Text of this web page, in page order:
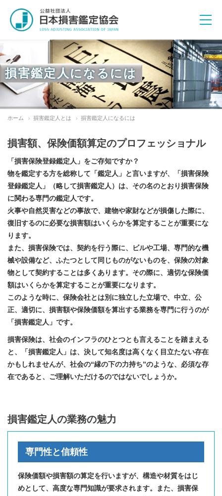
活動目的
諸規程
教育研修活動
フォーラムの開催
協会ニュース「KANTEI NEWS」の発行
関連団体との連携
反社会的勢力への対応
損害鑑定人になるには
ホーム 損害鑑定人とは 損害鑑定人になるには
損害額、保険価額算定のプロフェッショナル​
「損害保険登録鑑定人」をご存知ですか？
物を鑑定する方を総称して「鑑定人」と言いますが、「損害保険
登録鑑定人」（略して損害鑑定人）は、その名のとおり損害保険
に関わる専門の鑑定人です。
火事や自然災害などの事故で、建物や家財などが損傷した際に、
復旧するのに必要な損害額はいくらかを算定することが重要にな
ります。​​
また、損害保険では、契約を行う際に、ビルや工場、専門的な機
械や設備など、ふたつとして同じものがないものを、保険の対象
物として契約することは多くあります。その際に、適切な保険価
額はいくらかを算定することが重要になります。​
このような時に、保険会社とは別に独立した立場で、中立、公
正、適切に、損害額や保険価額を算出する業務を専門に行うのが
「損害鑑定人」です。
損害保険は、社会のインフラのひとつとも言えることを踏まえる
と、「損害鑑定人」は、決して知名度は高くなく目立たない存在
かもしれませんが、社会の“縁の下の力持ち”のような、必須な存
在であると、ご理解いただけるのではないでしょうか。
損害鑑定人の業務の魅力​
専門性と信頼性
保険価額や損害額の算定を行いますが、構造や材質をはじ
めとして、高度な専門知識が要求されます。また、損害保